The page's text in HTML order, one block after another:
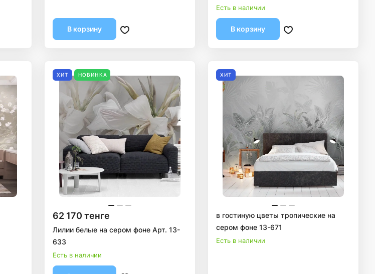
В корзину
Есть в наличии
В корзину
ХИТ НОВИНКА
62 170 тенге
Лилии белые на сером фоне Арт. 13-
633
Есть в наличии
ХИТ
в гостиную цветы тропические на
сером фоне 13-671
Есть в наличии